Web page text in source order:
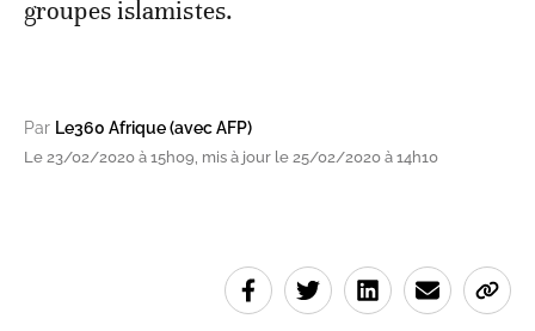
groupes islamistes.
Par Le360 Afrique (avec AFP)
Le 23/02/2020 à 15h09, mis à jour le 25/02/2020 à 14h10